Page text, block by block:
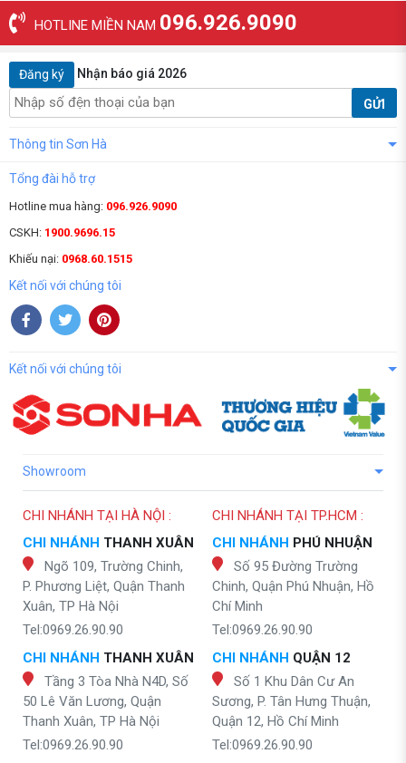
HOTLINE MIỀN NAM 096.926.9090
Đăng ký Nhận báo giá 2026
GỬI
Thông tin Sơn Hà
Tổng đài hỗ trợ
Hotline mua hàng: 096.926.9090
CSKH: 1900.9696.15
Khiếu nại: 0968.60.1515
Kết nối với chúng tôi
Kết nối với chúng tôi
Showroom
CHI NHÁNH TẠI HÀ NỘI :
CHI NHÁNH THANH XUÂN
Ngõ 109, Trường Chinh,
P. Phương Liệt, Quận Thanh
Xuân, TP Hà Nội
Tel:0969.26.90.90
CHI NHÁNH THANH XUÂN
Tầng 3 Tòa Nhà N4D, Số
50 Lê Văn Lương, Quận
Thanh Xuân, TP Hà Nội
Tel:0969.26.90.90
CHI NHÁNH TẠI TP.HCM :
CHI NHÁNH PHÚ NHUẬN
Số 95 Đường Trường
Chinh, Quận Phú Nhuận, Hồ
Chí Minh
Tel:0969.26.90.90
CHI NHÁNH QUẬN 12
Số 1 Khu Dân Cư An
Sương, P. Tân Hưng Thuận,
Quận 12, Hồ Chí Minh
Tel:0969.26.90.90